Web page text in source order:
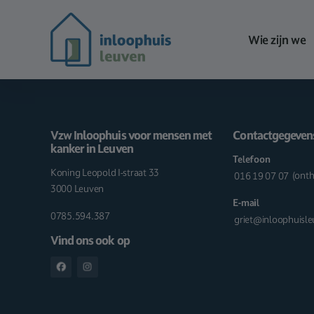
Wie zijn we
Vzw Inloophuis voor mensen met
kanker in Leuven
Koning Leopold I-straat 33
3000 Leuven
0785.594.387
Vind ons ook op
Telefoon
016 19 07 07
E-mail